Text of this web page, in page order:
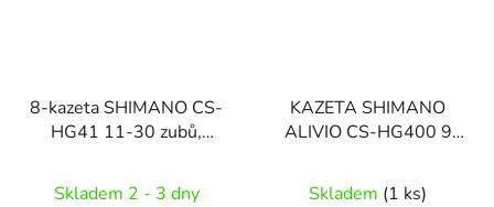
8-kazeta SHIMANO CS-
HG41 11-30 zubů,
Skladem 2 - 3 dny
KAZETA SHIMANO
ALIVIO CS-HG400 9
BALENÍ
Skladem (1 ks)